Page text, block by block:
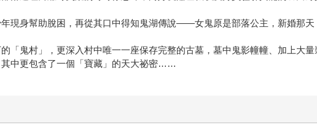
現身幫助脫困，再從其口中得知鬼湖傳說——女鬼原是部落公主，新婚那
「鬼村」，更深入村中唯一一座保存完整的古墓，墓中鬼影幢幢、加上大
中更包含了一個「寶藏」的天大祕密……